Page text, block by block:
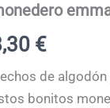
emma
€
de
bonitos